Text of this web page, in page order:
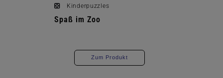
Kinderpuzzles
Spaß im Zoo
Zum Produkt